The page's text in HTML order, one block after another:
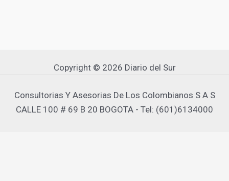
Copyright © 2026 Diario del Sur
Consultorias Y Asesorias De Los Colombianos S A S
CALLE 100 # 69 B 20 BOGOTA - Tel: (601)6134000